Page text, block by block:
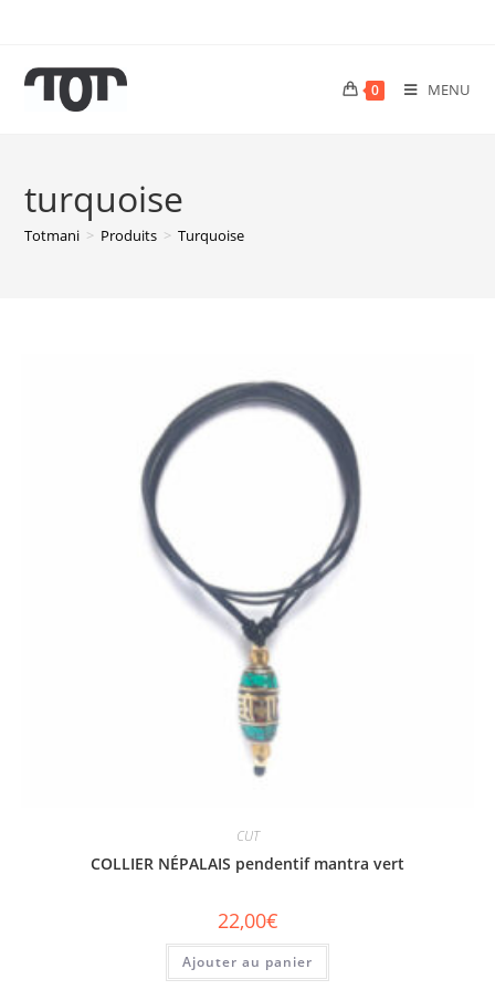
0 MENU
turquoise
Totmani > Produits > Turquoise
CUT
COLLIER NÉPALAIS pendentif mantra vert
22,00€
Ajouter au panier